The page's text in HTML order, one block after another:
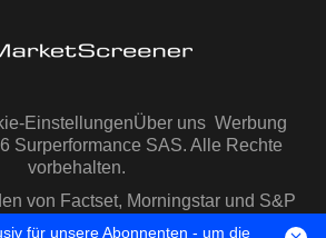
EinstellungenÜber uns Werbung
Surperformance SAS. Alle Rechte
vorbehalten.
von Factset, Morningstar und S&P
IQ zur Verfügung gestellt
für unsere Abonnenten - um die